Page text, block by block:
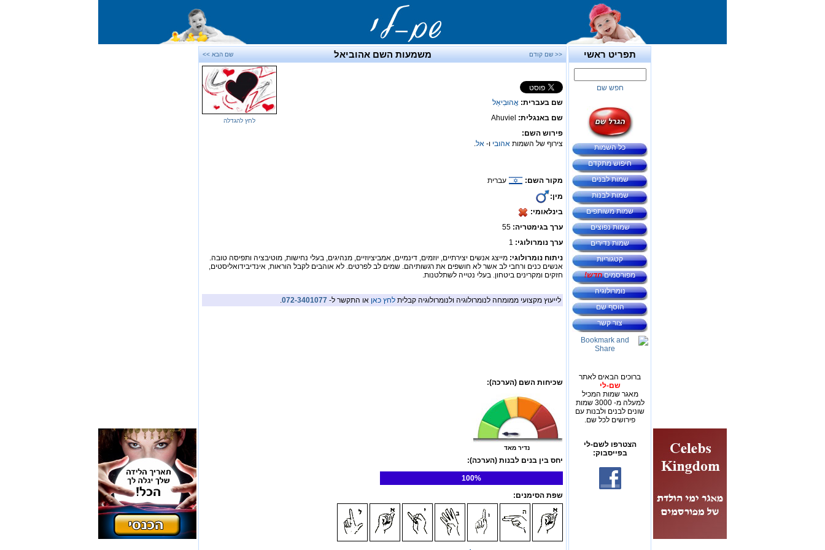
תפריט ראשי
חפש שם
כל השמות
חיפוש מתקדם
שמות לבנים
שמות לבנות
שמות משותפים
שמות נפוצים
שמות נדירים
קטגוריות
מפורסמיםחדש!
נומרולוגיה
הוסף שם
צור קשר
ברוכים הבאים לאתר
שם-לי
מאגר שמות המכיל
למעלה מ- 3000 שמות
שונים לבנים ולבנות עם
פירושים לכל שם.
הצטרפו לשם-לי
בפייסבוק:
<< שם קודם משמעות השם אהוביאל שם הבא >>
שם בעברית: אֲהוּבִיאֵל
שם באנגלית: Ahuviel
פירוש השם:
צירוף של השמות אהובי ו- אל.
מקור השם:
עברית
מין:
בינלאומי:
ערך בגימטריה:
ערך נומרולוגי: 1
לחץ להגדלה
ניתוח נומרולוגי: מייצג אנשים יצירתיים, יוזמים, דינמיים, אמביציוזיים, מנהיגים, בעלי נחישות, מוטיבציה ותפיסה טובה.
אנשים כנים ורחבי לב אשר לא חושפים את רגשותיהם. שמים לב לפרטים. לא אוהבים לקבל הוראות, אינדיבידואליסטים,
חזקים ומקרינים ביטחון. בעלי נטייה לשתלטנות.
לייעוץ מקצועי ממומחה לנומרולוגיה ולנומרולוגיה קבלית לחץ כאן או התקשר ל- 072-3401077
.
שכיחות השם (הערכה):
נדיר מאד
יחס בין בנים לבנות (הערכה):
100%
שפת הסימנים: